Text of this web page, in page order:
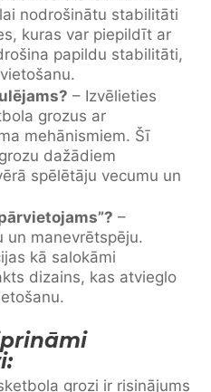
nodrošinātu stabilitāti
kuras var piepildīt ar
papildu stabilitāti,
– Izvēlieties
grozus ar
mehānismiem. Šī
dažādiem
spēlētāju vecumu un
–
un manevrētspēju.
kā salokāmi
dizains, kas atvieglo
grozi ir risinājums